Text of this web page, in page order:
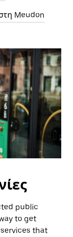
Meudon
public
to get
that